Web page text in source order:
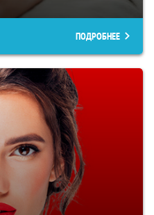
ПОДРОБНЕЕ